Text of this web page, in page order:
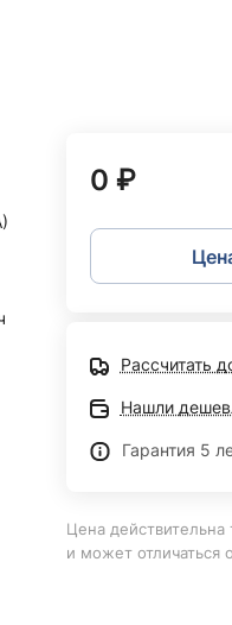
0 ₽
Рассчитать
Нашли
Гарантия 5
Цена действительна
и может отличаться